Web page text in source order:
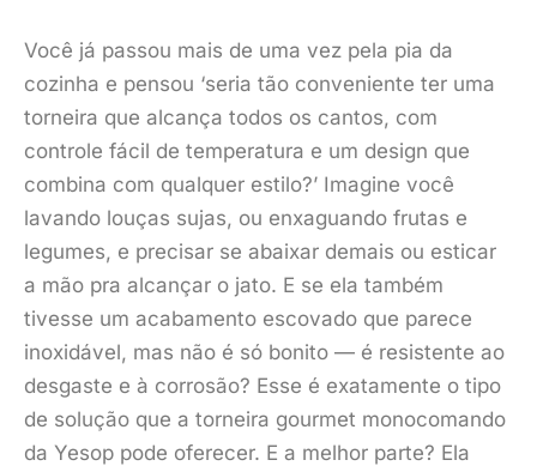
Você já passou mais de uma vez pela pia da
cozinha e pensou ‘seria tão conveniente ter uma
torneira que alcança todos os cantos, com
controle fácil de temperatura e um design que
combina com qualquer estilo?’ Imagine você
lavando louças sujas, ou enxaguando frutas e
legumes, e precisar se abaixar demais ou esticar
a mão pra alcançar o jato. E se ela também
tivesse um acabamento escovado que parece
inoxidável, mas não é só bonito — é resistente ao
desgaste e à corrosão? Esse é exatamente o tipo
de solução que a torneira gourmet monocomando
da Yesop pode oferecer. E a melhor parte? Ela